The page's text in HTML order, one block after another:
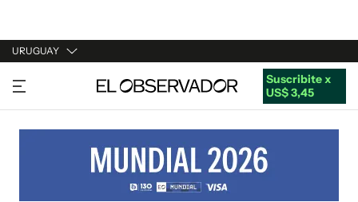
URUGUAY
URUGUAY
ARGENTINA
ESTADOS UNIDOS
Suscribite x
US$ 3,45